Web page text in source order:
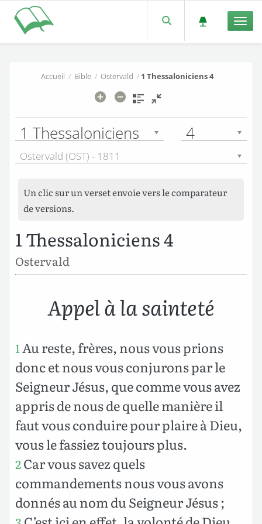
Accueil / Bible/ Ostervald / 1 Thessaloniciens 4
1 Thessaloniciens 4
Ostervald (OST) - 1811
Un clic sur un verset envoie vers le comparateur
de versions.
1 Thessaloniciens 4
Ostervald
Appel à la sainteté
1 Au reste, frères, nous vous prions
donc et nous vous conjurons par le
Seigneur Jésus, que comme vous avez
appris de nous de quelle manière il
faut vous conduire pour plaire à Dieu,
vous le fassiez toujours plus.
2Car vous savez quels
commandements nous vous avons
donnés au nom du Seigneur Jésus ;